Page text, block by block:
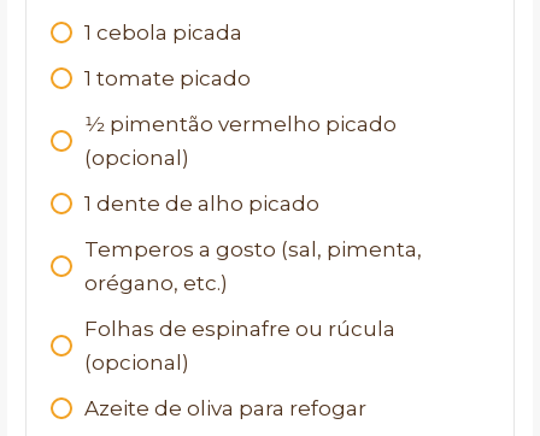
1 cebola picada
1 tomate picado
1⁄2 pimentão vermelho picado
(opcional)
1 dente de alho picado
Temperos a gosto (sal, pimenta,
orégano, etc.)
Folhas de espinafre ou rúcula
(opcional)
Azeite de oliva para refogar